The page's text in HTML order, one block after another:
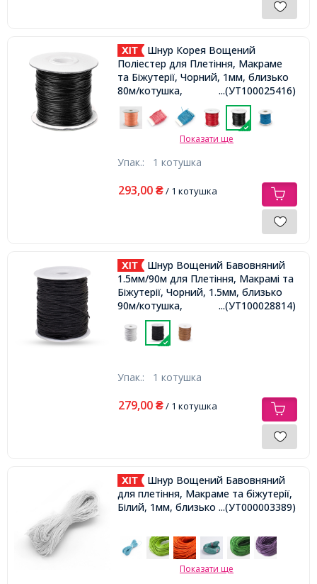
Шнур Корея Вощений
Поліестер для Плетіння, Макраме
та Біжутерії, Чорний, 1мм, близько
80м/котушка,
...(УТ100025416)
Показати ще
Упак.: 1 котушка
293,00 ₴/ 1 котушка
Шнур Вощений Бавовняний
1.5мм/90м для Плетіння, Макрамі та
Біжутерії, Чорний, 1.5мм, близько
90м/котушка,
...(УТ100028814)
Упак.: 1 котушка
279,00 ₴/ 1 котушка
Шнур Вощений Бавовняний
для плетіння, Макраме та біжутерії,
Білий, 1мм, близько 60-65м/зв'язка,
...(УТ000003389)
Показати ще